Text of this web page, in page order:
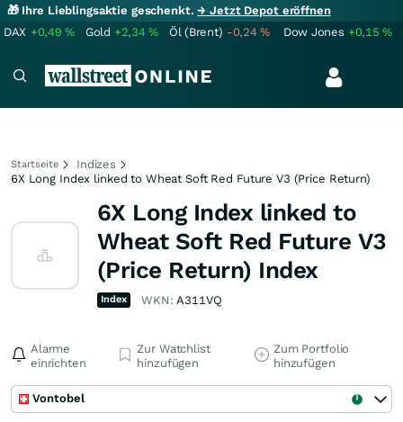
🎁 Ihre Lieblingsaktie geschenkt.→ Jetzt Depot eröffnen
DAX +0,49% Gold +2,34% Öl (Brent) -0,24% Dow Jones +0,15%
Startseite
Indizes
6X Long Index linked to Wheat Soft Red Future V3 (Price Return)
6X Long Index linked to
Wheat Soft Red Future V3
(Price Return) Index
Index WKN:A311VQ
Alarme
einrichten
Zur Watchlist
hinzufügen
Zum Portfolio
hinzufügen
Vontobel